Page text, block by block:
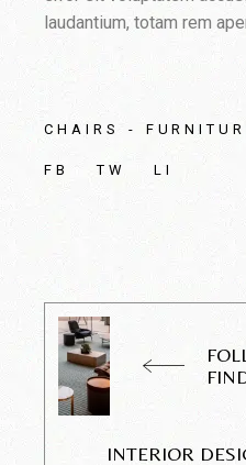
laudantium, totam rem
CHAIRS
FB TW LI
INTERIOR